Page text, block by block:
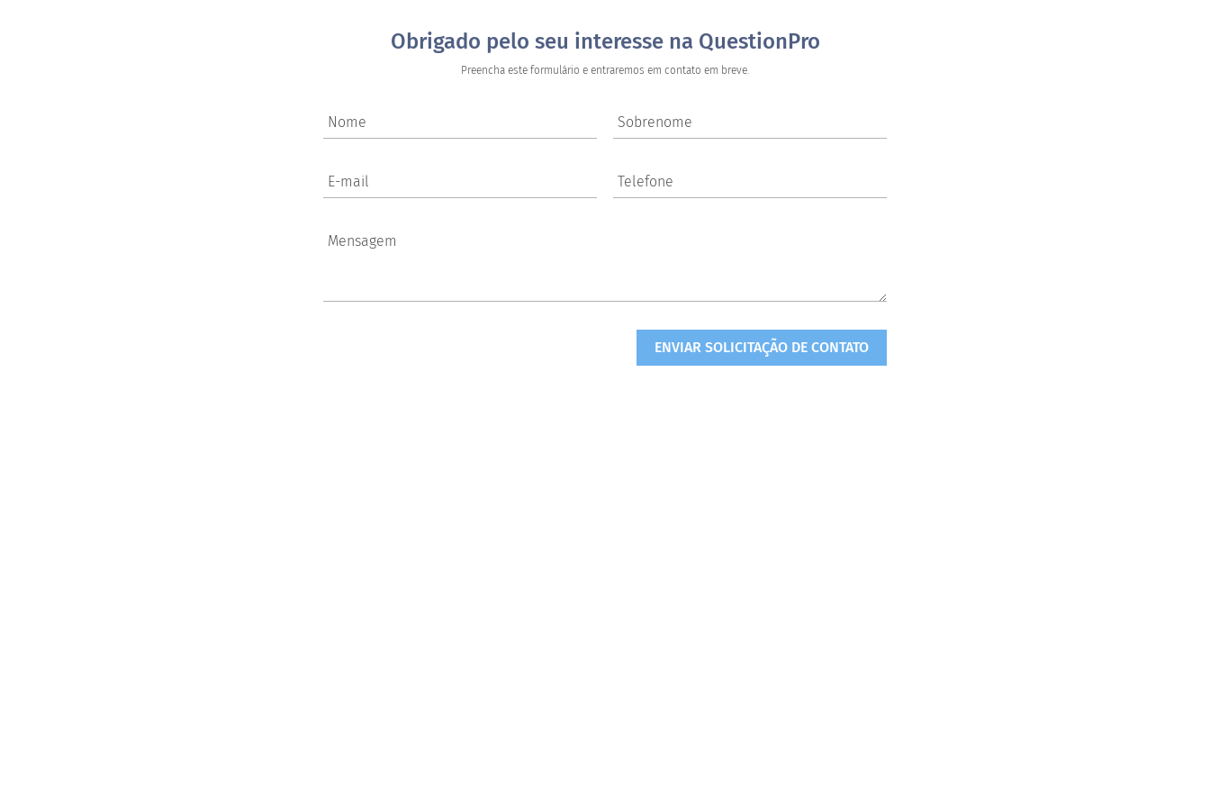
Obrigado pelo seu interesse na QuestionPro
Preencha este formulário e entraremos em contato em breve.
Nome Sobrenome
E-mail Telefone
Mensagem
ENVIAR SOLICITAÇÃO DE CONTATO